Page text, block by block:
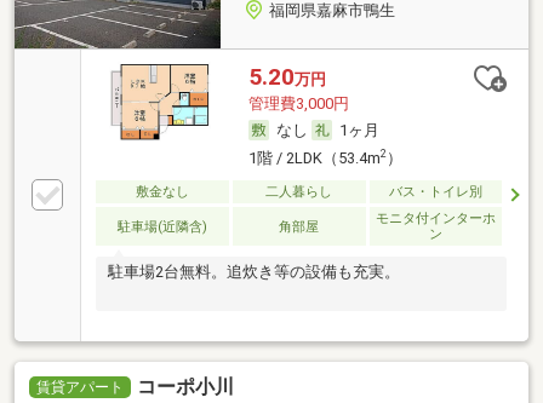
福岡県嘉麻市鴨生
5.20万円
管理費3,000円
なし
1ヶ月
1階 / 2LDK（53.4m2）
敷金なし 二人暮らし バス・トイレ別
駐車場(近隣含) 角部屋
モニタ付インターホ
ン
駐車場2台無料。追炊き等の設備も充実。
賃貸アパート コーポ小川